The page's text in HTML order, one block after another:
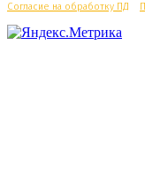
Согласие на обработку ПД